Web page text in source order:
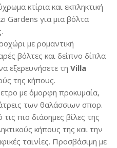
κτίρια και εκπληκτική
Gardens για μια βόλτα
με ρομαντική
βόλτες και δείπνο δίπλα
εξερευνήσετε τη Villa
της κήπους.
με όμορφη προκυμαία,
των θαλάσσιων σπορ.
πιο διάσημες βίλες της
κήπους της και την
ταινίες. Προσβάσιμη με